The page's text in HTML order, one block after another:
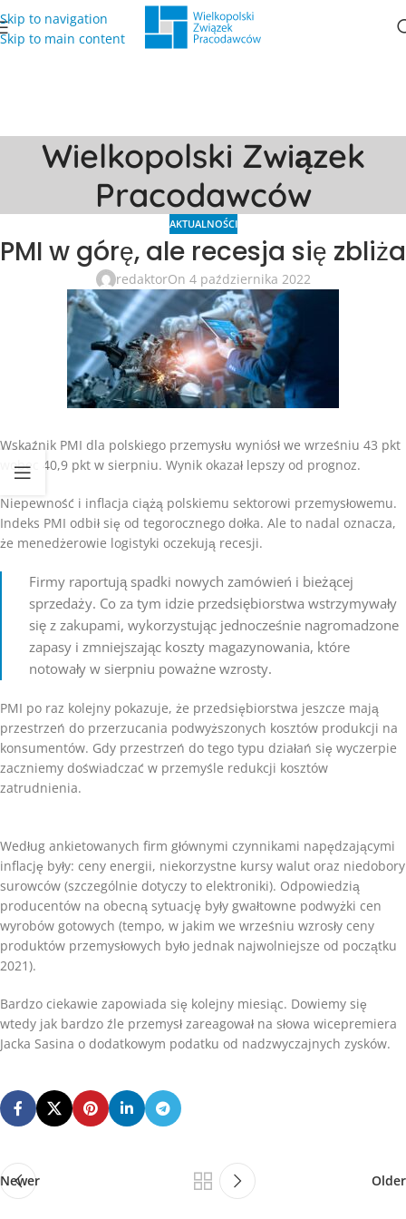
Skip to navigation
Skip to main content
Wielkopolski Związek
Pracodawców
AKTUALNOŚCI
PMI w górę, ale recesja się zbliża
redaktorOn 4 października 2022
Wskaźnik PMI dla polskiego przemysłu wyniósł we wrześniu 43 pkt
wobec 40,9 pkt w sierpniu. Wynik okazał lepszy od prognoz.
Niepewność i inflacja ciążą polskiemu sektorowi przemysłowemu.
Indeks PMI odbił się od tegorocznego dołka. Ale to nadal oznacza,
że menedżerowie logistyki oczekują recesji.
Firmy raportują spadki nowych zamówień i bieżącej
sprzedaży. Co za tym idzie przedsiębiorstwa wstrzymywały
się z zakupami, wykorzystując jednocześnie nagromadzone
zapasy i zmniejszając koszty magazynowania, które
notowały w sierpniu poważne wzrosty.
PMI po raz kolejny pokazuje, że przedsiębiorstwa jeszcze mają
przestrzeń do przerzucania podwyższonych kosztów produkcji na
konsumentów. Gdy przestrzeń do tego typu działań się wyczerpie
zaczniemy doświadczać w przemyśle redukcji kosztów
zatrudnienia.
Według ankietowanych firm głównymi czynnikami napędzającymi
inflację były: ceny energii, niekorzystne kursy walut oraz niedobory
surowców (szczególnie dotyczy to elektroniki). Odpowiedzią
producentów na obecną sytuację były gwałtowne podwyżki cen
wyrobów gotowych (tempo, w jakim we wrześniu wzrosły ceny
produktów przemysłowych było jednak najwolniejsze od początku
2021).
Bardzo ciekawie zapowiada się kolejny miesiąc. Dowiemy się
wtedy jak bardzo źle przemysł zareagował na słowa wicepremiera
Jacka Sasina o dodatkowym podatku od nadzwyczajnych zysków.
Newer Older